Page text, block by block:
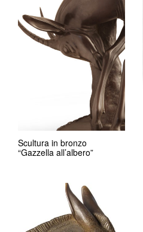
Scultura in bronzo
“Gazzella all’albero”